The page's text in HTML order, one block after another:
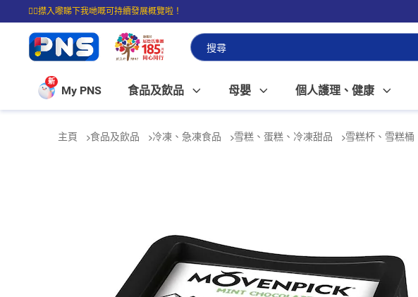
☝🏼㩒入嚟睇下我哋嘅可持續發展概覽啦！
⭐購物滿$399即享免費送貨；滿$100即可免費店取。
新
My PNS 食品及飲品 母嬰 個人護理、健康
主頁 食品及飲品 冷凍、急凍食品 雪糕、蛋糕、冷凍甜品 雪糕杯、雪糕桶